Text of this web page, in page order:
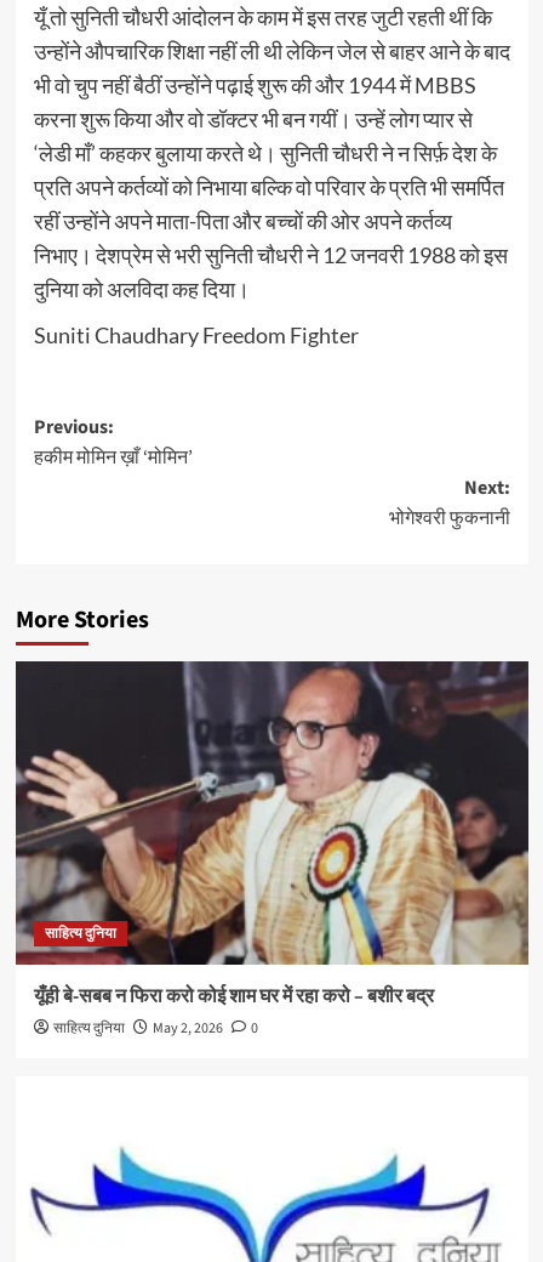
यूँ तो सुनिती चौधरी आंदोलन के काम में इस तरह जुटी रहती थीं कि
उन्होंने औपचारिक शिक्षा नहीं ली थी लेकिन जेल से बाहर आने के बाद
भी वो चुप नहीं बैठीं उन्होंने पढ़ाई शुरू की और 1944 में MBBS
करना शुरू किया और वो डॉक्टर भी बन गयीं। उन्हें लोग प्यार से
‘लेडी माँ’ कहकर बुलाया करते थे। सुनिती चौधरी ने न सिर्फ़ देश के
प्रति अपने कर्तव्यों को निभाया बल्कि वो परिवार के प्रति भी समर्पित
रहीं उन्होंने अपने माता-पिता और बच्चों की ओर अपने कर्तव्य
निभाए। देशप्रेम से भरी सुनिती चौधरी ने 12 जनवरी 1988 को इस
दुनिया को अलविदा कह दिया।
Suniti Chaudhary Freedom Fighter
Post
navigation
Previous:
हकीम मोमिन ख़ाँ ‘मोमिन’
Next:
भोगेश्वरी फुकनानी
More Stories
साहित्य दुनिया
यूँही बे-सबब न फिरा करो कोई शाम घर में रहा करो – बशीर बद्र
साहित्य दुनिया May 2, 2026 0